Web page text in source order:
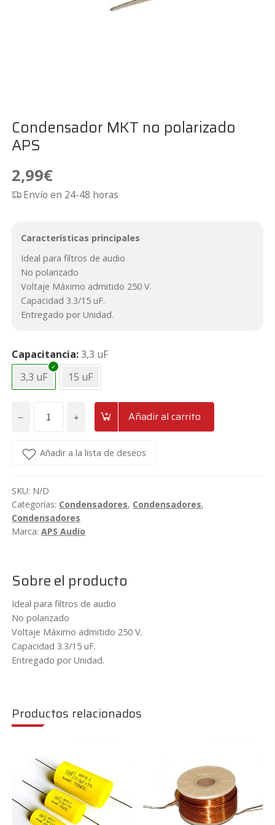
Condensador MKT no polarizado
APS
2,99€
Envío en 24-48 horas
Características principales
Ideal para filtros de audio
No polarizado
Voltaje Máximo admitido 250 V.
Capacidad 3.3/15 uF.
Entregado por Unidad.
Capacitancia 3,3 uF
3,3 uF
15 uF
−
Condensador
no
cantidad
+ Añadir al carrito
Añadir a la lista de deseos
SKU: N/D
Categorías: Condensadores, Condensadores,
Condensadores
Marca:APS Audio
Sobre el producto
Ideal para filtros de audio
No polarizado
Voltaje Máximo admitido 250 V.
Capacidad 3.3/15 uF.
Entregado por Unidad.
Productos relacionados